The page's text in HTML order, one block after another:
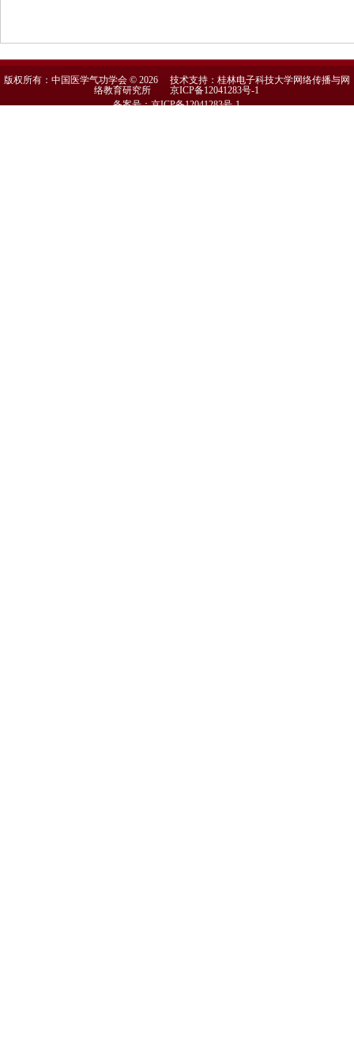
版权所有：中国医学气功学会 © 2026 技术支持：桂林电子科技大学网络传播与网
络教育研究所京ICP备12041283号-1
备案号：京ICP备12041283号-1